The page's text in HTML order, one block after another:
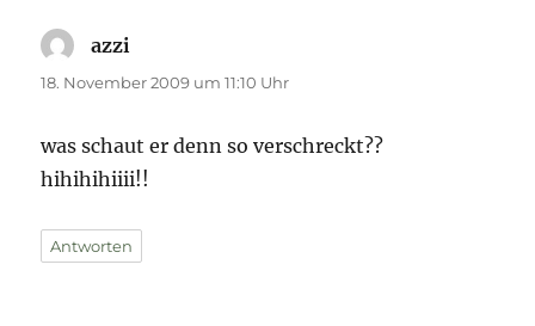
azzi
18. November 2009 um 11:10 Uhr
was schaut er denn so verschreckt??
hihihihiiii!!
Antworten